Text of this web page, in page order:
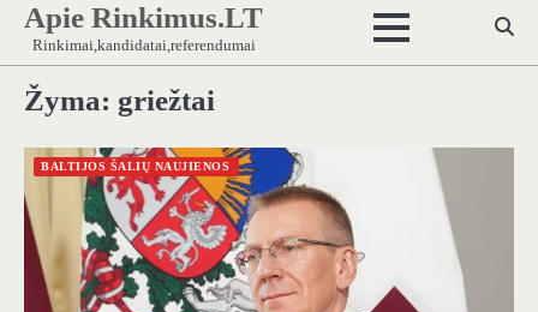
Skip
content
Apie Rinkimus.LT
Rinkimai,kandidatai,referendumai
Žyma: griežtai
BALTIJOS ŠALIŲ NAUJIENOS